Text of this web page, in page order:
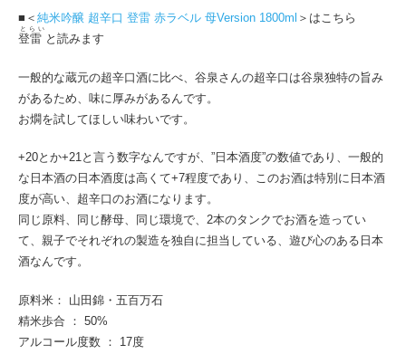
■＜ 純米吟醸 超辛口 登雷 赤ラベル 母Version 1800ml ＞はこちら
登雷
とらい
と読みます
一般的な蔵元の超辛口酒に比べ、谷泉さんの超辛口は谷泉独特の旨み
があるため、味に厚みがあるんです。
お燗を試してほしい味わいです。
+20とか+21と言う数字なんですが、”日本酒度”の数値であり、一般的
な日本酒の日本酒度は高くて+7程度であり、このお酒は特別に日本酒
度が高い、超辛口のお酒になります。
同じ原料、同じ酵母、同じ環境で、2本のタンクでお酒を造ってい
て、親子でそれぞれの製造を独自に担当している、遊び心のある日本
酒なんです。
原料米： 山田錦・五百万石
精米歩合 ： 50%
アルコール度数 ： 17度